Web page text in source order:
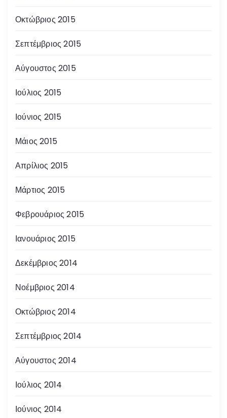
Οκτώβριος 2015
Σεπτέμβριος 2015
Αύγουστος 2015
Ιούλιος 2015
Ιούνιος 2015
Μάιος 2015
Απρίλιος 2015
Μάρτιος 2015
Φεβρουάριος 2015
Ιανουάριος 2015
Δεκέμβριος 2014
Νοέμβριος 2014
Οκτώβριος 2014
Σεπτέμβριος 2014
Αύγουστος 2014
Ιούλιος 2014
Ιούνιος 2014